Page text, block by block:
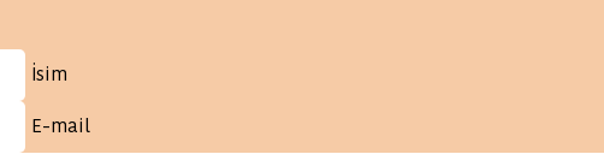
İsim
E-mail